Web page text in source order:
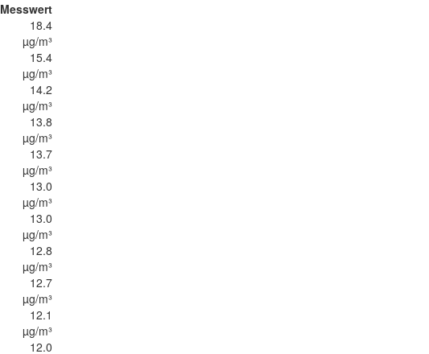
Messwert
18.4
µg/m³
15.4
µg/m³
14.2
µg/m³
13.8
µg/m³
13.7
µg/m³
13.0
µg/m³
13.0
µg/m³
12.8
µg/m³
12.7
µg/m³
12.1
µg/m³
12.0